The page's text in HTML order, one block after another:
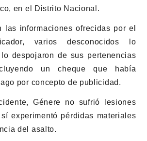
en el Distrito Nacional.
las informaciones ofrecidas por el
varios desconocidos lo
despojaron de sus pertenencias
un cheque que había
por concepto de publicidad.
Génere no sufrió lesiones
experimentó pérdidas materiales
del asalto.